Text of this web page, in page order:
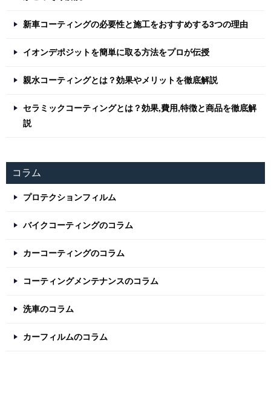
新車コーティングの必要性と施工をおすすめする3つの理由
イオンデポジットを簡単に取る方法をプロが伝授
親水コーティングとは？効果やメリットを徹底解説
セラミックコーティングとは？効果,費用,特徴と商品を徹底解
説
コラム
プロテクションフィルム
バイクコーティングのコラム
カーコーティングのコラム
コーティングメンテナンスのコラム
洗車のコラム
カーフィルムのコラム